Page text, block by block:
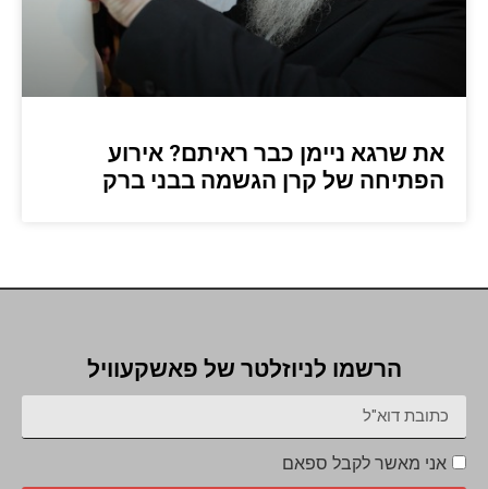
את שרגא ניימן כבר ראיתם? אירוע
הפתיחה של קרן הגשמה בבני ברק
הרשמו לניוזלטר של פאשקעוויל
אני מאשר לקבל ספאם